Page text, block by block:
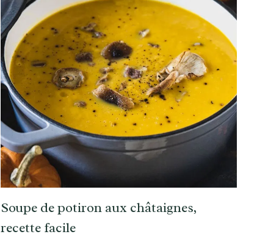
Soupe de potiron aux châtaignes,
recette facile